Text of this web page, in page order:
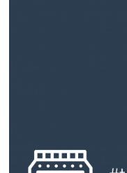
hochwertige Oberflächen
Qualitätsanforderungen